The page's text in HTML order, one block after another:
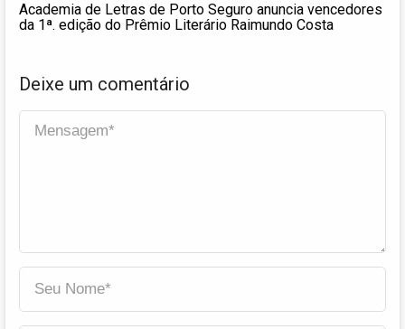
Academia de Letras de Porto Seguro anuncia vencedores
da 1ª. edição do Prêmio Literário Raimundo Costa
Deixe um comentário